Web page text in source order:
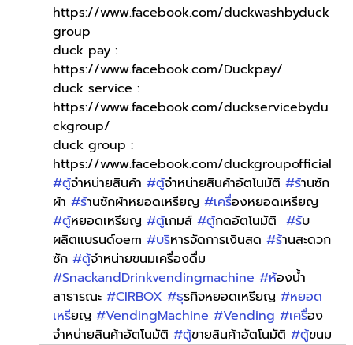
https://www.facebook.com/duckwashbyduck
group
duck pay :
https://www.facebook.com/Duckpay/
duck service :
https://www.facebook.com/duckservicebydu
ckgroup/
duck group :
https://www.facebook.com/duckgroupofficial
#ตู้จำหน่ายสินค้า #ตู้จำหน่ายสินค้าอัตโนมัติ #ร้านซัก
ผ้า #ร้านซักผ้าหยอดเหรียญ #เครื่องหยอดเหรียญ
#ตู้หยอดเหรียญ #ตู้เกมส์ #ตู้กดอัตโนมัติ #รับ
ผลิตแบรนด์oem #บริหารจัดการเงินสด #ร้านสะดวก
ซัก #ตู้จำหน่ายขนมเครื่องดื่ม
#SnackandDrinkvendingmachine #ห้องน้ำ
สาธารณะ #CIRBOX #ธุรกิจหยอดเหรียญ #หยอด
เหรียญ #VendingMachine #Vending #เครื่อง
จำหน่ายสินค้าอัตโนมัติ #ตู้ขายสินค้าอัตโนมัติ #ตู้ขนม